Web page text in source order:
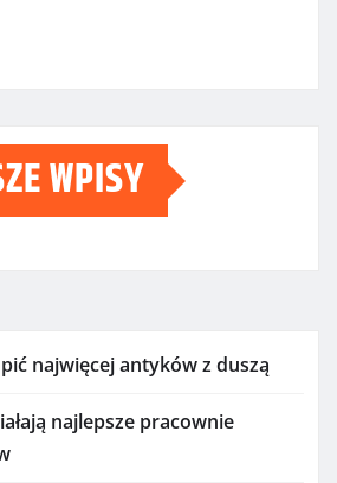
WPISY
najwięcej antyków z duszą
najlepsze pracownie